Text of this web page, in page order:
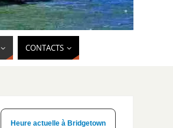
CONTACTS
Heure actuelle à Bridgetown